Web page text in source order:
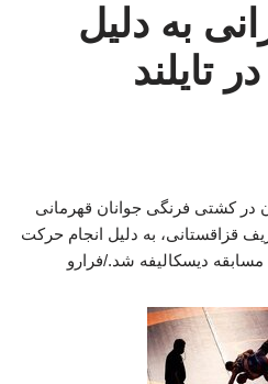
به دلیل
ایران در کشتی فرنگی جوانان قهرمانی
قزاقستانی، به دلیل انجام حرکت
دیسکالیفه شد./فرارو